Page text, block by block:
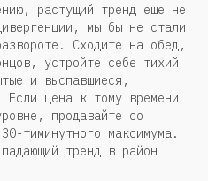
растущий тренд еще не
мы бы не стали
Сходите на обед,
устройте себе тихий
и выспавшиеся,
Если цена к тому времени
продавайте со
тиминутного максимума.
тренд в район